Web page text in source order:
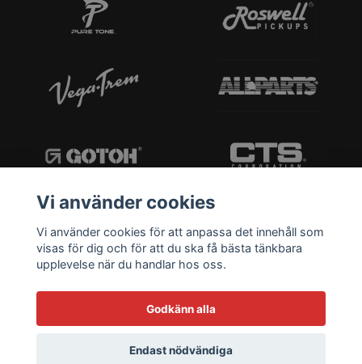
Vi använder cookies
Vi använder cookies för att anpassa det innehåll som
visas för dig och för att du ska få bästa tänkbara
upplevelse när du handlar hos oss.
Godkänn alla
Endast nödvändiga